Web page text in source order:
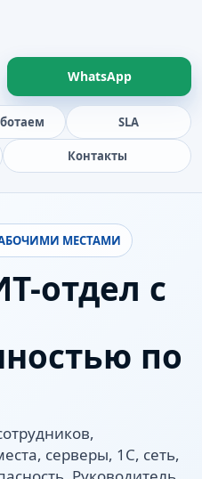
SLA
Контакты
WhatsApp
МЕСТАМИ
отдел с
по
серверы, 1С, сеть,